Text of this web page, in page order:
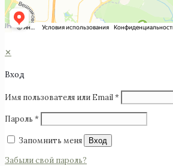
✕
Вход
Имя пользователя или Email*
Пароль *
Запомнить меня Вход
Забыли свой пароль?